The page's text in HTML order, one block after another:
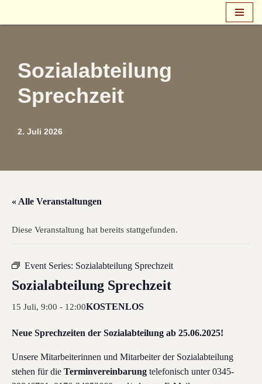
Sozialabteilung
Sprechzeit
2. Juli 2026
« Alle Veranstaltungen
Diese Veranstaltung hat bereits stattgefunden.
Event Series: Sozialabteilung Sprechzeit
Sozialabteilung Sprechzeit
15 Juli, 9:00 - 12:00KOSTENLOS
Neue Sprechzeiten der Sozialabteilung ab 25.06.2025!
Unsere Mitarbeiterinnen und Mitarbeiter der Sozialabteilung
stehen für die Terminvereinbarung telefonisch unter 0345-